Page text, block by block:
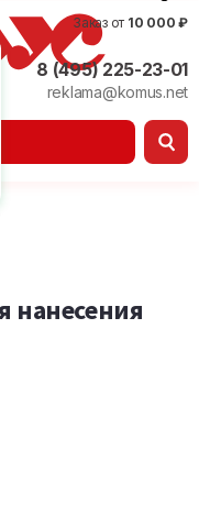
Заказ от 10 000 ₽
8 (495) 225-23-01
reklama@komus.net
нанесения